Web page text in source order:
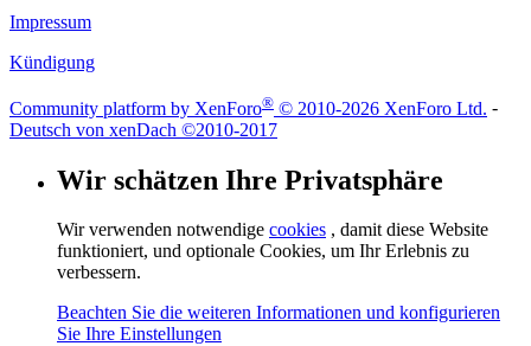
Impressum
Kündigung
Community platform by XenForo® © 2010-2026 XenForo Ltd. -
Deutsch von xenDach ©2010-2017
Wir schätzen Ihre Privatsphäre
Wir verwenden notwendige cookies , damit diese Website
funktioniert, und optionale Cookies, um Ihr Erlebnis zu
verbessern.
Beachten Sie die weiteren Informationen und konfigurieren
Sie Ihre Einstellungen